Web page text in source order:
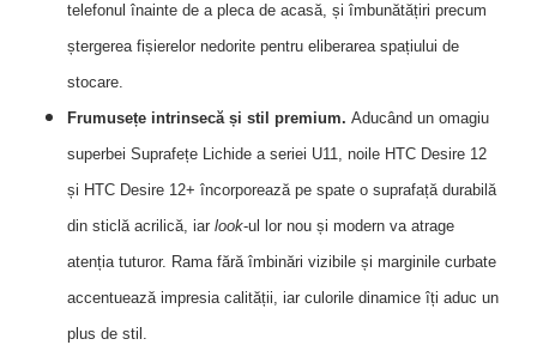
telefonul înainte de a pleca de acasă, și îmbunătățiri precum
ștergerea fișierelor nedorite pentru eliberarea spațiului de
stocare.
Frumusețe intrinsecă și stil premium. Aducând un omagiu
superbei Suprafețe Lichide a seriei U11, noile HTC Desire 12
și HTC Desire 12+ încorporează pe spate o suprafață durabilă
din sticlă acrilică, iar look-ul lor nou și modern va atrage
atenția tuturor. Rama fără îmbinări vizibile și marginile curbate
accentuează impresia calității, iar culorile dinamice îți aduc un
plus de stil.